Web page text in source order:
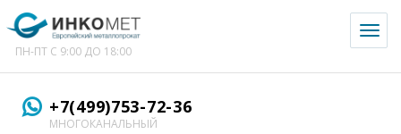
ПН-ПТ С 9:00 ДО 18:00
+7(499)753-72-36
МНОГОКАНАЛЬНЫЙ